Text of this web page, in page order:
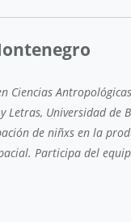
Ciencias
Letras, Universidad de
de niñxs en la
Participa del